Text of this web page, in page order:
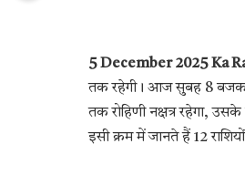
5 December 2025 Ka
तक रहेगी। आज सुबह 8 बजकर
तक रोहिणी नक्षत्र रहेगा,
इसी क्रम में जानते हैं 12